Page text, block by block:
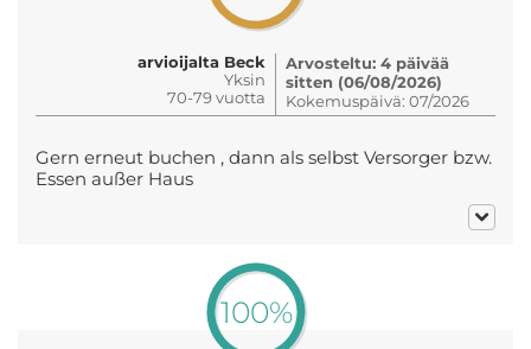
arvioijalta Beck
Yksin
70-79 vuotta
Arvosteltu: 4 päivää
sitten (06/08/2026)
Kokemuspäivä: 07/2026
Gern erneut buchen , dann als selbst Versorger bzw.
Essen außer Haus
100%